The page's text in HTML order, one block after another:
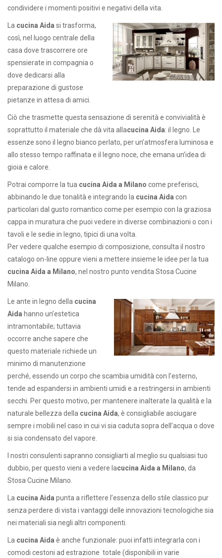
condividere i momenti positivi e negativi della vita.
La cucina Aida si trasforma,
così, nel luogo centrale della
casa dove trascorrere ore
spensierate in compagnia o
dove dedicarsi alla
preparazione di gustose
pietanze in attesa di amici.
Ciò che trasmette questa sensazione di serenità e convivialità è
soprattutto il materiale che dà vita allacucina Aida: il legno. Le
essenze sono il legno bianco perlato, per un’atmosfera luminosa e
allo stesso tempo raffinata e il legno noce, che emana un’idea di
gioia e calore.
Potrai comporre la tua cucina Aida a Milano come preferisci,
abbinando le due tonalità e integrando la cucina Aida con
particolari dal gusto romantico come per esempio con la graziosa
cappa in muratura che puoi vedere in diverse combinazioni o con i
tavoli e le sedie in legno, tipici di una volta.
Per vedere qualche esempio di composizione, consulta il nostro
catalogo on-line oppure vieni a mettere insieme le idee per la tua
cucina Aida a Milano, nel nostro punto vendita Stosa Cucine
Milano.
Le ante in legno della cucina
Aida hanno un’estetica
intramontabile; tuttavia
occorre anche sapere che
questo materiale richiede un
minimo di manutenzione
perché, essendo un corpo che scambia umidità con l’esterno,
tende ad espandersi in ambienti umidi e a restringersi in ambienti
secchi. Per questo motivo, per mantenere inalterate la qualità e la
naturale bellezza della cucina Aida, è consigliabile asciugare
sempre i mobili nel caso in cui vi sia caduta sopra dell’acqua o dove
si sia condensato del vapore.
I nostri consulenti sapranno consigliarti al meglio su qualsiasi tuo
dubbio, per questo vieni a vedere lacucina Aida a Milano, da
Stosa Cucine Milano.
La cucina Aida punta a riflettere l’essenza dello stile classico pur
senza perdere di vista i vantaggi delle innovazioni tecnologiche sia
nei materiali sia negli altri componenti.
La cucina Aida è anche funzionale: puoi infatti integrarla con i
comodi cestoni ad estrazione totale (disponibili in varie